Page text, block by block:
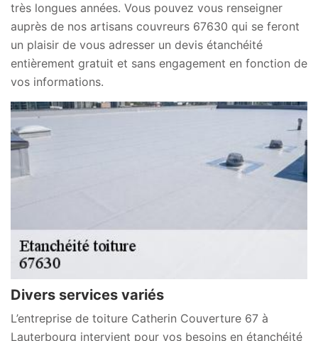
très longues années. Vous pouvez vous renseigner
auprès de nos artisans couvreurs 67630 qui se feront
un plaisir de vous adresser un devis étanchéité
entièrement gratuit et sans engagement en fonction de
vos informations.
Divers services variés
L’entreprise de toiture Catherin Couverture 67 à
Lauterbourg intervient pour vos besoins en étanchéité